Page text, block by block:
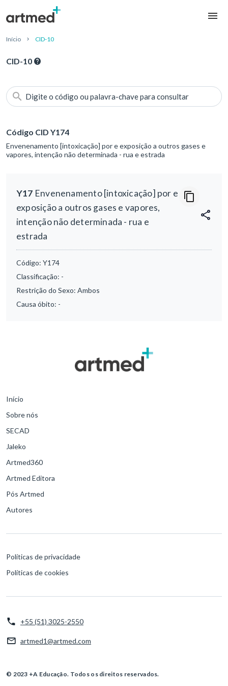
Início CID-10
CID-10
Digite o código ou palavra-chave para consultar
Código CID Y174
Envenenamento [intoxicação] por e exposição a outros gases e
vapores, intenção não determinada - rua e estrada
Y17 Envenenamento [intoxicação] por e
exposição a outros gases e vapores,
intenção não determinada - rua e
estrada
Código: Y174
Classificação: -
Restrição do Sexo: Ambos
Causa óbito: -
Início
Sobre nós
SECAD
Jaleko
Artmed360
Artmed Editora
Pós Artmed
Autores
Políticas de privacidade
Políticas de cookies
+55 (51) 3025-2550
artmed1@artmed.com
© 2023 +A Educação. Todos os direitos reservados.